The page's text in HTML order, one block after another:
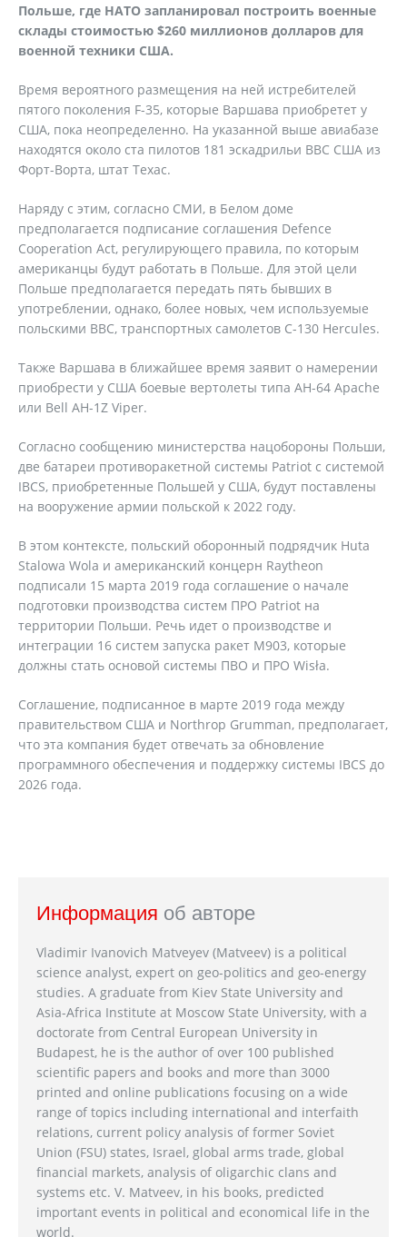
Польше, где НАТО запланировал построить военные
склады стоимостью $260 миллионов долларов для
военной техники США.
Время вероятного размещения на ней истребителей
пятого поколения F-35, которые Варшава приобретет у
США, пока неопределенно. На указанной выше авиабазе
находятся около ста пилотов 181 эскадрильи ВВС США из
Форт-Ворта, штат Техас.
Наряду с этим, согласно СМИ, в Белом доме
предполагается подписание соглашения Defence
Cooperation Act, регулирующего правила, по которым
американцы будут работать в Польше. Для этой цели
Польше предполагается передать пять бывших в
употреблении, однако, более новых, чем используемые
польскими ВВС, транспортных самолетов C-130 Hercules.
Также Варшава в ближайшее время заявит о намерении
приобрести у США боевые вертолеты типа AH-64 Apache
или Bell AH-1Z Viper.
Согласно сообщению министерства нацобороны Польши,
две батареи противоракетной системы Patriot с системой
IBCS, приобретенные Польшей у США, будут поставлены
на вооружение армии польской к 2022 году.
В этом контексте, польский оборонный подрядчик Huta
Stalowa Wola и американский концерн Raytheon
подписали 15 марта 2019 года соглашение о начале
подготовки производства систем ПРО Patriot на
территории Польши. Речь идет о производстве и
интеграции 16 систем запуска ракет M903, которые
должны стать основой системы ПВО и ПРО Wisła.
Соглашение, подписанное в марте 2019 года между
правительством США и Northrop Grumman, предполагает,
что эта компания будет отвечать за обновление
программного обеспечения и поддержку системы IBCS до
2026 года.
Информация об авторе
Vladimir Ivanovich Matveyev (Matveev) is a political
science analyst, expert on geo-politics and geo-energy
studies. A graduate from Kiev State University and
Asia-Africa Institute at Moscow State University, with a
doctorate from Central European University in
Budapest, he is the author of over 100 published
scientific papers and books and more than 3000
printed and online publications focusing on a wide
range of topics including international and interfaith
relations, current policy analysis of former Soviet
Union (FSU) states, Israel, global arms trade, global
financial markets, analysis of oligarchic clans and
systems etc. V. Matveev, in his books, predicted
important events in political and economical life in the
world.